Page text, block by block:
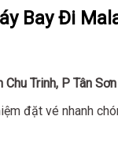
Bay Đi
Chu Trinh, P Tân
đặt vé nhanh